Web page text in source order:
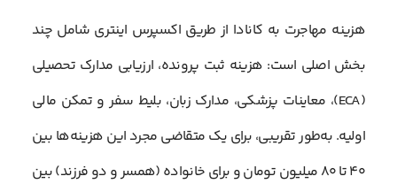
هزینه مهاجرت به کانادا از طریق اکسپرس اینتری شامل چند
بخش اصلی است: هزینه ثبت پرونده، ارزیابی مدارک تحصیلی
(ECA)، معاینات پزشکی، مدارک زبان، بلیط سفر و تمکن مالی
اولیه. به‌طور تقریبی، برای یک متقاضی مجرد این هزینه‌ها بین
۴۰ تا ۸۰ میلیون تومان و برای خانواده (همسر و دو فرزند) بین